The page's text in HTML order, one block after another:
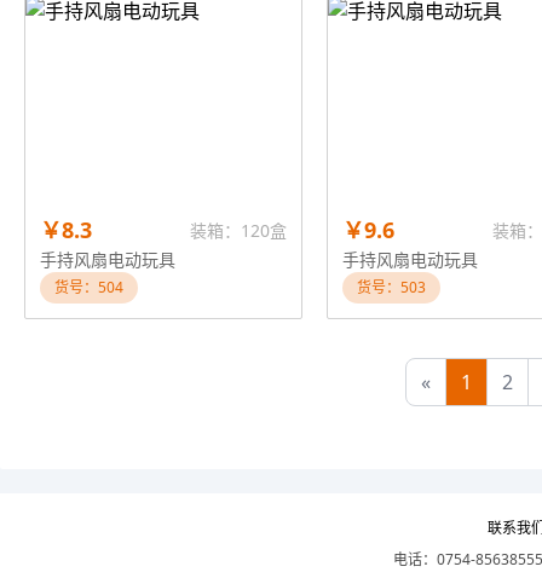
￥8.3
装箱：120盒
手持风扇电动玩具
货号：504
￥9.6
装箱
手持风扇电动玩具
货号：503
« 1 2
联系我
电话：0754-